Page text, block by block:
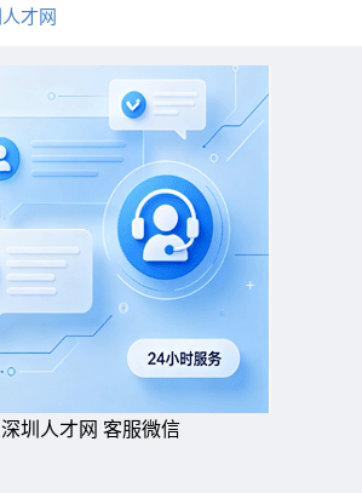
深圳人才网 客服微信